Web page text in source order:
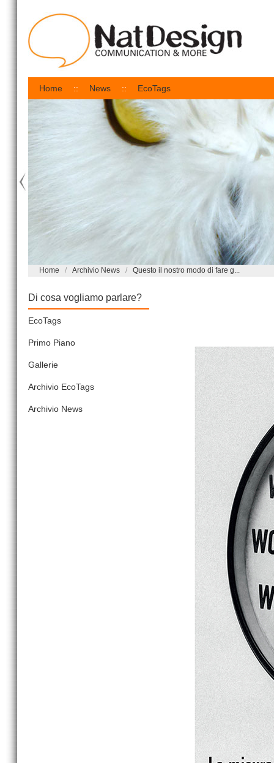
Home News EcoTags
Home Archivio News Questo il nostro modo di fare g...
Di cosa vogliamo parlare?
EcoTags
Primo Piano
Gallerie
Archivio EcoTags
Archivio News